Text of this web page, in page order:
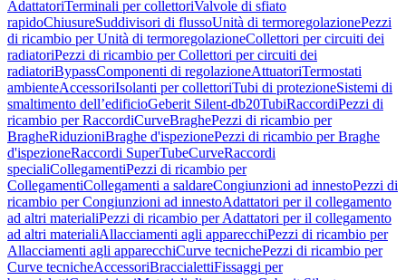
AdattatoriTerminali per collettoriValvole di sfiato
rapidoChiusureSuddivisori di flussoUnità di termoregolazionePezzi
di ricambio per Unità di termoregolazioneCollettori per circuiti dei
radiatoriPezzi di ricambio per Collettori per circuiti dei
radiatoriBypassComponenti di regolazioneAttuatoriTermostati
ambienteAccessoriIsolanti per collettoriTubi di protezioneSistemi di
smaltimento dell’edificioGeberit Silent-db20TubiRaccordiPezzi di
ricambio per RaccordiCurveBraghePezzi di ricambio per
BragheRiduzioniBraghe d'ispezionePezzi di ricambio per Braghe
d'ispezioneRaccordi SuperTubeCurveRaccordi
specialiCollegamentiPezzi di ricambio per
CollegamentiCollegamenti a saldareCongiunzioni ad innestoPezzi di
ricambio per Congiunzioni ad innestoAdattatori per il collegamento
ad altri materialiPezzi di ricambio per Adattatori per il collegamento
ad altri materialiAllacciamenti agli apparecchiPezzi di ricambio per
Allacciamenti agli apparecchiCurve tecnichePezzi di ricambio per
Curve tecnicheAccessoriBraccialettiFissaggi per